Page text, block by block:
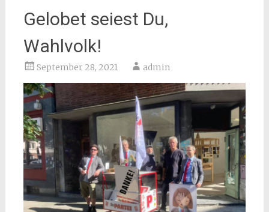
Gelobet seiest Du,
Wahlvolk!
September 28, 2021 admin